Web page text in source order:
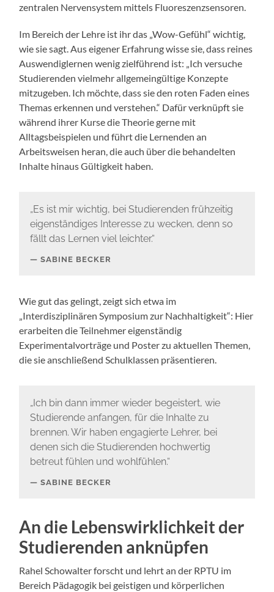
zentralen Nervensystem mittels Fluoreszenzsensoren.
Im Bereich der Lehre ist ihr das „Wow-Gefühl“ wichtig,
wie sie sagt. Aus eigener Erfahrung wisse sie, dass reines
Auswendiglernen wenig zielführend ist: „Ich versuche
Studierenden vielmehr allgemeingültige Konzepte
mitzugeben. Ich möchte, dass sie den roten Faden eines
Themas erkennen und verstehen.“ Dafür verknüpft sie
während ihrer Kurse die Theorie gerne mit
Alltagsbeispielen und führt die Lernenden an
Arbeitsweisen heran, die auch über die behandelten
Inhalte hinaus Gültigkeit haben.
„Es ist mir wichtig, bei Studierenden frühzeitig
eigenständiges Interesse zu wecken, denn so
fällt das Lernen viel leichter.“
SABINE BECKER
Wie gut das gelingt, zeigt sich etwa im
„Interdisziplinären Symposium zur Nachhaltigkeit“: Hier
erarbeiten die Teilnehmer eigenständig
Experimentalvorträge und Poster zu aktuellen Themen,
die sie anschließend Schulklassen präsentieren.
„Ich bin dann immer wieder begeistert, wie
Studierende anfangen, für die Inhalte zu
brennen. Wir haben engagierte Lehrer, bei
denen sich die Studierenden hochwertig
betreut fühlen und wohlfühlen.“
SABINE BECKER
An die Lebenswirklichkeit der
Studierenden anknüpfen
Rahel Schowalter forscht und lehrt an der RPTU im
Bereich Pädagogik bei geistigen und körperlichen